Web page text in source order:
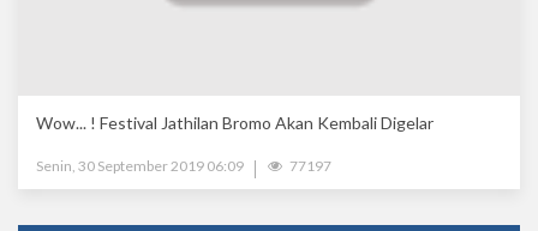
Wow... ! Festival Jathilan Bromo Akan Kembali Digelar
Senin, 30 September 2019 06:09 77197